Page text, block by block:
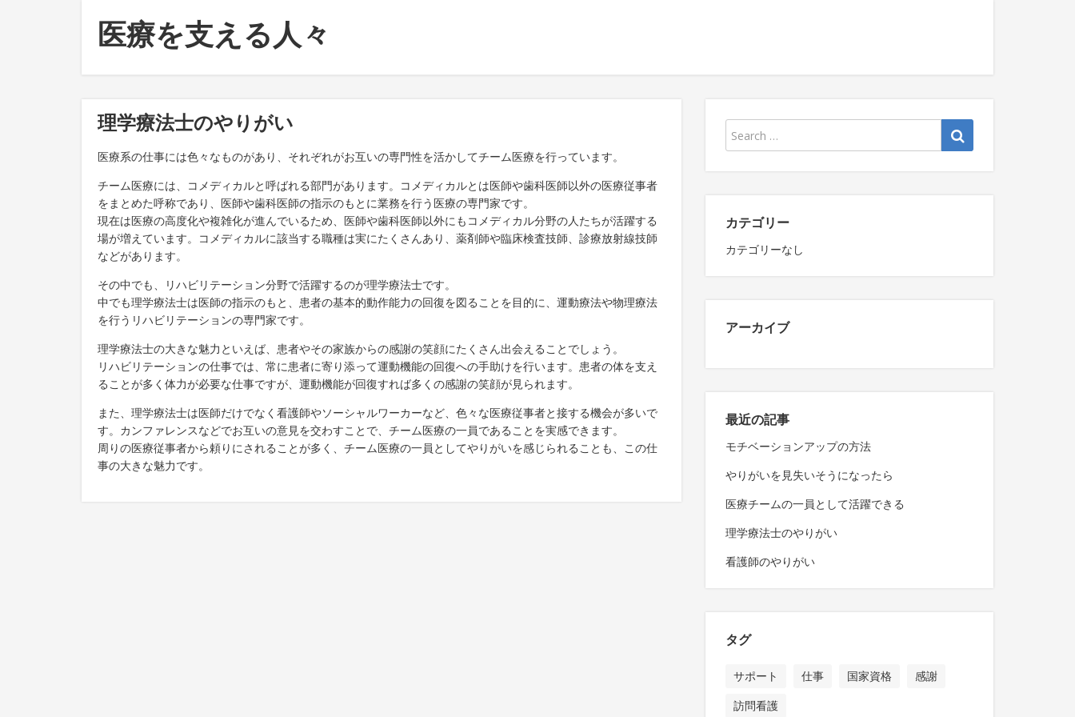
医療を支える人々
理学療法士のやりがい
医療系の仕事には色々なものがあり、それぞれがお互いの専門性を活かしてチーム医療を行っています。
チーム医療には、コメディカルと呼ばれる部門があります。コメディカルとは医師や歯科医師以外の医療従事者
をまとめた呼称であり、医師や歯科医師の指示のもとに業務を行う医療の専門家です。
現在は医療の高度化や複雑化が進んでいるため、医師や歯科医師以外にもコメディカル分野の人たちが活躍する
場が増えています。コメディカルに該当する職種は実にたくさんあり、薬剤師や臨床検査技師、診療放射線技師
などがあります。
その中でも、リハビリテーション分野で活躍するのが理学療法士です。
中でも理学療法士は医師の指示のもと、患者の基本的動作能力の回復を図ることを目的に、運動療法や物理療法
を行うリハビリテーションの専門家です。
理学療法士の大きな魅力といえば、患者やその家族からの感謝の笑顔にたくさん出会えることでしょう。
リハビリテーションの仕事では、常に患者に寄り添って運動機能の回復への手助けを行います。患者の体を支え
ることが多く体力が必要な仕事ですが、運動機能が回復すれば多くの感謝の笑顔が見られます。
また、理学療法士は医師だけでなく看護師やソーシャルワーカーなど、色々な医療従事者と接する機会が多いで
す。カンファレンスなどでお互いの意見を交わすことで、チーム医療の一員であることを実感できます。
周りの医療従事者から頼りにされることが多く、チーム医療の一員としてやりがいを感じられることも、この仕
事の大きな魅力です。
カテゴリー
カテゴリーなし
アーカイブ
最近の記事
モチベーションアップの方法
やりがいを見失いそうになったら
医療チームの一員として活躍できる
理学療法士のやりがい
看護師のやりがい
タグ
サポート 仕事 国家資格
感謝
訪問看護